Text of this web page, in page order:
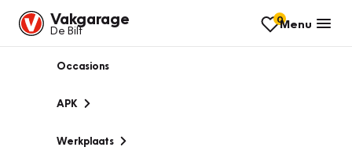
Vakgarage
De Bilt
0Menu
Occasions
APK
Werkplaats